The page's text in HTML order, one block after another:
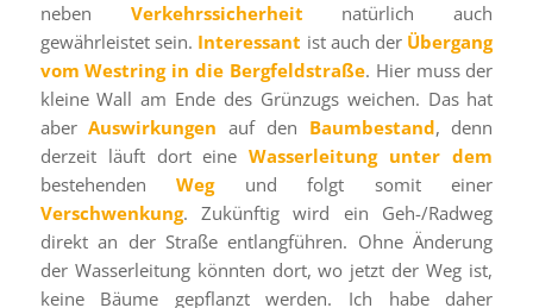
neben Verkehrssicherheit natürlich auch
gewährleistet sein. Interessant ist auch der Übergang
vom Westring in die Bergfeldstraße. Hier muss der
kleine Wall am Ende des Grünzugs weichen. Das hat
aberAuswirkungen auf den Baumbestand, denn
derzeit läuft dort eineWasserleitung unter dem
bestehenden Weg und folgt somit einer
Verschwenkung. Zukünftig wird ein Geh-/Radweg
direkt an der Straße entlangführen. Ohne Änderung
der Wasserleitung könnten dort, wo jetzt der Weg ist,
keine Bäume gepflanzt werden. Ich habe daher